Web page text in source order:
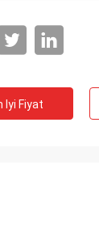
Iyi Fiyat